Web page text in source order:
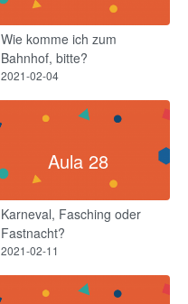
Wie komme ich zum
Bahnhof, bitte?
2021-02-04
Aula 28
Karneval, Fasching oder
Fastnacht?​
2021-02-11